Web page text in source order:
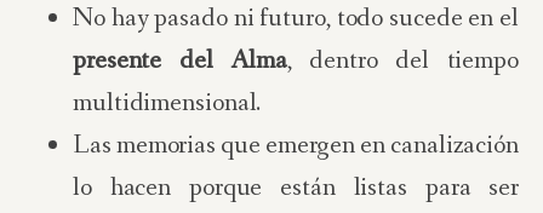
No hay pasado ni futuro, todo sucede en el
presente del Alma, dentro del tiempo
multidimensional.
Las memorias que emergen en canalización
lo hacen porque están listas para ser